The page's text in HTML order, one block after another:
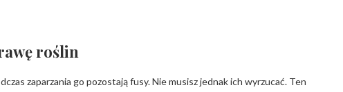
roślin
zaparzania go pozostają fusy. Nie musisz jednak ich wyrzucać. Ten